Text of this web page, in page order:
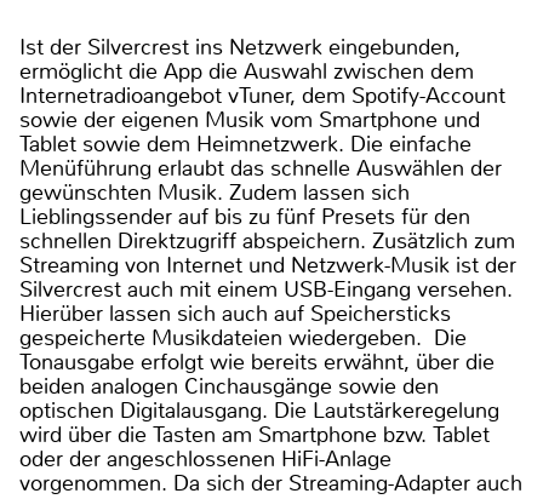
Ist der Silvercrest ins Netzwerk eingebunden,
ermöglicht die App die Auswahl zwischen dem
Internetradioangebot vTuner, dem Spotify-Account
sowie der eigenen Musik vom Smartphone und
Tablet sowie dem Heimnetzwerk. Die einfache
Menüführung erlaubt das schnelle Auswählen der
gewünschten Musik. Zudem lassen sich
Lieblingssender auf bis zu fünf Presets für den
schnellen Direktzugriff abspeichern. Zusätzlich zum
Streaming von Internet und Netzwerk-Musik ist der
Silvercrest auch mit einem USB-Eingang versehen.
Hierüber lassen sich auch auf Speichersticks
gespeicherte Musikdateien wiedergeben. Die
Tonausgabe erfolgt wie bereits erwähnt, über die
beiden analogen Cinchausgänge sowie den
optischen Digitalausgang. Die Lautstärkeregelung
wird über die Tasten am Smartphone bzw. Tablet
oder der angeschlossenen HiFi-Anlage
vorgenommen. Da sich der Streaming-Adapter auch